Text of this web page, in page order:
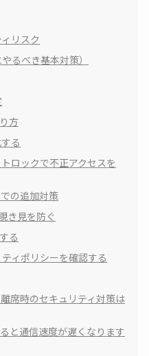
リスク
るべき基本対策）
方
る
ロックで不正アクセスを
の追加対策
き見を防ぐ
る
ィポリシーを確認する
席時のセキュリティ対策は
と通信速度が遅くなります